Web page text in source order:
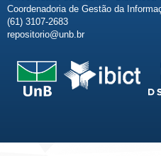
Coordenadoria de Gestão da
(61) 3107-2683
repositorio@unb.br